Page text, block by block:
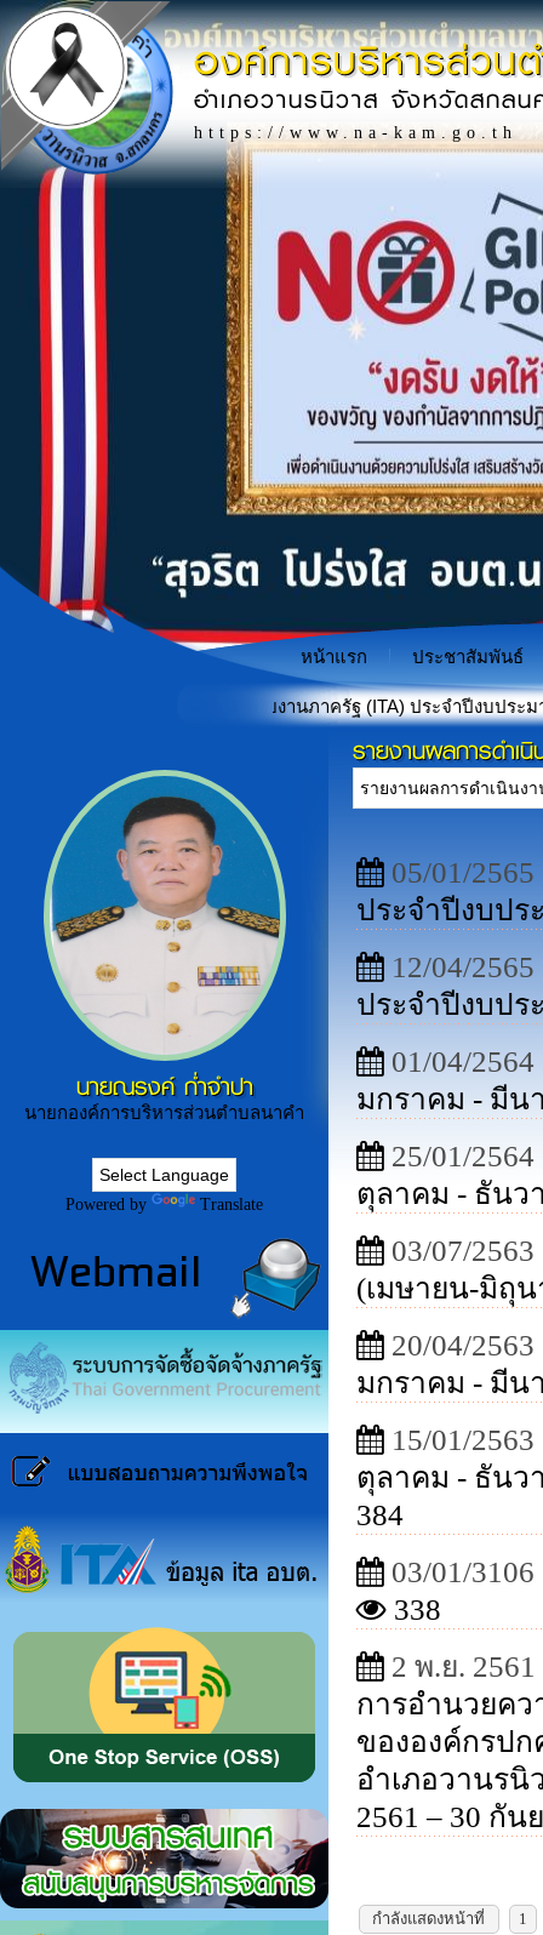
องค์การบริหารส่วน
อำเภอวานรนิวาส จังหวัดสกลน
https://www.na-kam.go.th
"เกราะป้องกันภัยไซเบอร์สำหรั
เนินงานของหน่วยงานภาครัฐ (ITA) ประจำปีงบประมาณ พ.ศ. 2569
หน้าแรก ประชาสัมพันธ์
นายณรงค์ ก่ำจำปา
นายกองค์การบริหารส่วนตำบลนาคำ
Powered by Translate
รายงานผลการดำเ
05/01/2565
ประจำปีงบปร
12/04/2565
ประจำปีงบปร
01/04/2564
มกราคม - มีน
25/01/2564
ตุลาคม - ธันว
03/07/2563
(เมษายน-มิถุ
20/04/2563
มกราคม - มีน
15/01/2563
ตุลาคม - ธันว
384
03/01/3106
338
2 พ.ย. 2561
การอำนวยคว
ขององค์กรป
อำเภอวานรนิ
2561 – 30 กัน
กำลังแสดงหน้าที่ 1